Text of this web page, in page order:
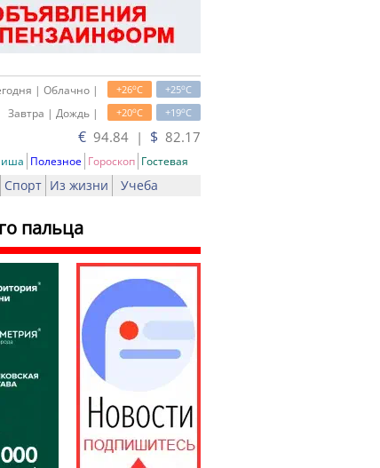
+25oC
+26oC
| Облачно |
+19oC
+20oC
Завтра | Дождь |
€ 94.84 | $ 82.17
Полезное Гороскоп Гостевая
Спорт Из жизни Учеба
пальца